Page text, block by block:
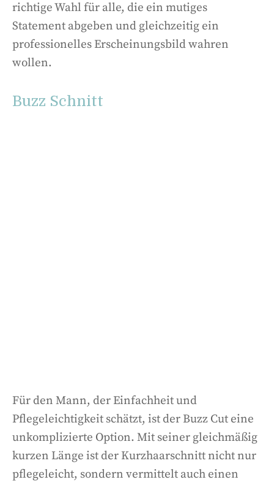
richtige Wahl für alle, die ein mutiges
Statement abgeben und gleichzeitig ein
professionelles Erscheinungsbild wahren
wollen.
Buzz Schnitt
Für den Mann, der Einfachheit und
Pflegeleichtigkeit schätzt, ist der Buzz Cut eine
unkomplizierte Option. Mit seiner gleichmäßig
kurzen Länge ist der Kurzhaarschnitt nicht nur
pflegeleicht, sondern vermittelt auch einen